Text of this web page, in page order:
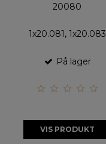
20080
1x20.081, 1x20.083
På lager
VIS PRODUKT